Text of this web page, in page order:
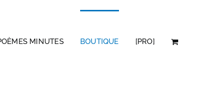
MINUTES BOUTIQUE [PRO]